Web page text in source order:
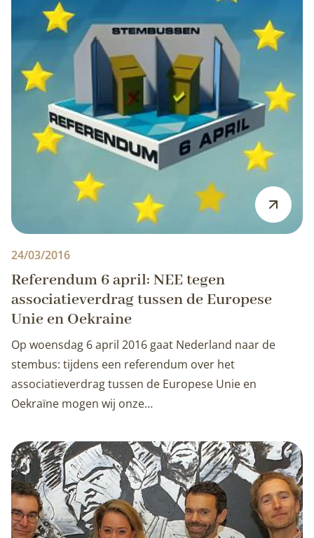
24/03/2016
Referendum 6 april: NEE tegen
associatieverdrag tussen de Europese
Unie en Oekraine
Op woensdag 6 april 2016 gaat Nederland naar de
stembus: tijdens een referendum over het
associatieverdrag tussen de Europese Unie en
Oekraïne mogen wij onze…